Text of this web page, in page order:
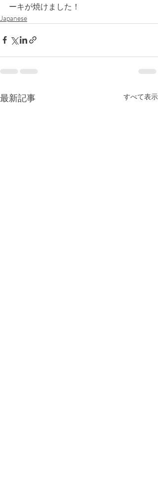
ーキが焼けました！
Japanese
最新記事 すべて表示